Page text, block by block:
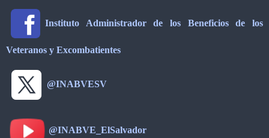
Instituto Administrador de los Beneficios de los
Veteranos y Excombatientes
@INABVESV
@INABVE_ElSalvador